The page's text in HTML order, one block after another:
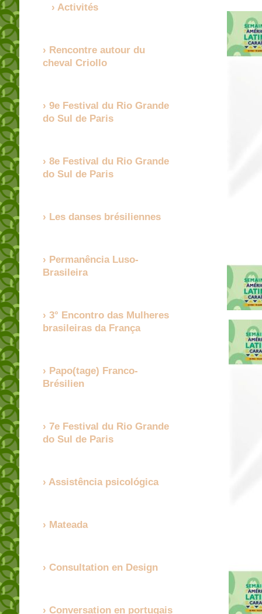
Activités
Rencontre autour du
cheval Criollo
9e Festival du Rio Grande
do Sul de Paris
8e Festival du Rio Grande
do Sul de Paris
Les danses brésiliennes
Permanência Luso-
Brasileira
3° Encontro das Mulheres
brasileiras da França
Papo(tage) Franco-
Brésilien
7e Festival du Rio Grande
do Sul de Paris
Assistência psicológica
Mateada
Consultation en Design
Conversation en portugais